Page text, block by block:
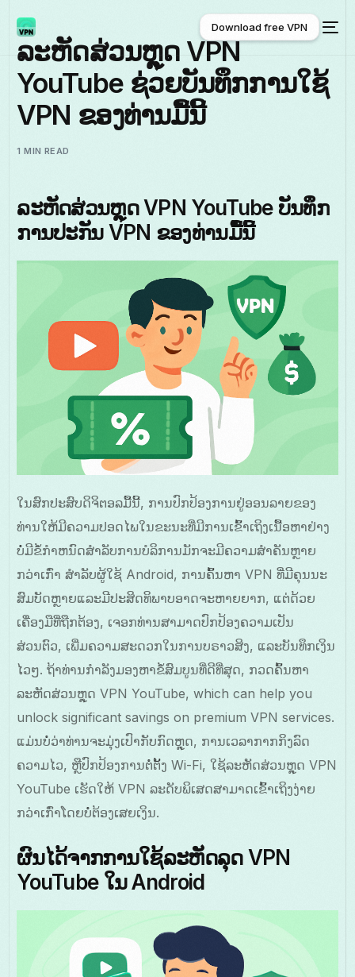
ພາສາລາວ
Download free VPN
Download free VPN
ລະຫັດສ່ວນຫຼຸດ VPN
YouTube ຊ່ວຍບັນທຶກການໃຊ້
VPN ຂອງທ່ານມື້ນີ້
1 MIN READ
ລະຫັດສ່ວນຫຼຸດ VPN YouTube ບັນທຶກ
ການປະກັນ VPN ຂອງທ່ານມື້ນີ້
ໃນສົກປະສົບດິຈິຕອລມື້ນີ້, ການປົກປ້ອງການຢູ່ອອນລາຍຂອງ
ທ່ານໃຫ້ມີຄວາມປອດໄພໃນຂະນະທີ່ມີການເຂົ້າເຖິງເນື້ອຫາຢ່າງ
ບໍ່ມີຂໍ້ກຳຫນົດສຳລັບການບໍລິການມັກຈະມີຄວາມສຳຄັນຫຼາຍ
ກວ່າເກົ່າ ສຳລັບຜູ້ໃຊ້ Android, ການຄົ້ນຫາ VPN ທີ່ມີຄຸນນະ
ສົມບັດຫຼາຍແລະມີປະສິດທິພາບອາດຈະຫາຍຍາກ, ແຕ່ດ້ວຍ
ເຄື່ອງມືທີ່ຖືກຕ້ອງ, ເຈອກທ່ານສາມາດປົກປ້ອງຄວາມເປັນ
ສ່ວນຕົວ, ເພີ່ມຄວາມສະດວກໃນການບຣາວສິງ, ແລະບັນທຶກເງິນ
ໄວໆ. ຖ້າທ່ານກຳລັງມອງຫາຂໍ້ສົມບູນທີ່ດີທີ່ສຸດ, ກວດຄົ້ນຫາ
ລະຫັດສ່ວນຫຼຸດ VPN YouTube, which can help you
unlock significant savings on premium VPN services.
ແມ່ນບໍ່ວ່າທ່ານຈະມຸ່ງເປົາກັບກົດຫຼຸດ, ການເວລາກາກກິງລົດ
ຄວາມໄວ, ຫຼືປົກປ້ອງການຕໍ່ຕັ້ງ Wi-Fi, ໃຊ້ລະຫັດສ່ວນຫຼຸດ VPN
YouTube ເຮັດໃຫ້ VPN ລະດັບພິເສດສາມາດເຂົ້າເຖິງງ່າຍ
ກວ່າເກົ່າໂດຍບໍ່ຕ້ອງເສຍເງິນ.
ຜົນໄດ້ຈາກການໃຊ້ລະຫັດລຸດ VPN
YouTube ໃນ Android